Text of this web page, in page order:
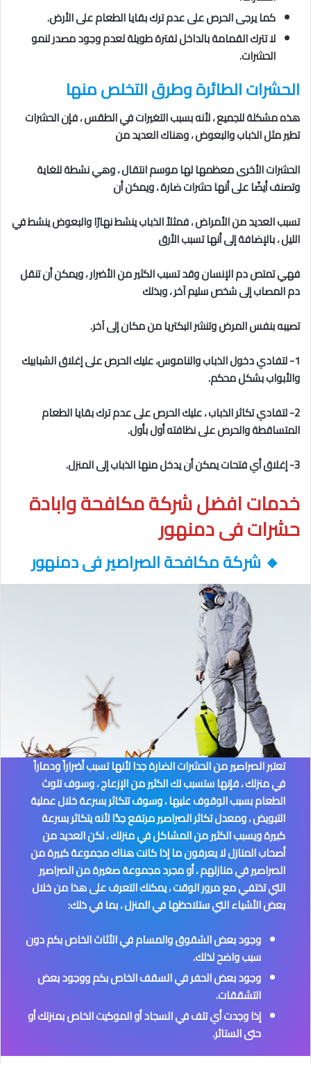
كما يرجى الحرص على عدم ترك بقايا الطعام على الأرض.
لا تترك القمامة بالداخل لفترة طويلة لعدم وجود مصدر لنمو
الحشرات.
الحشرات الطائرةوطرق التخلص منها
هذه مشكلة للجميع ، لأنه بسبب التغيرات في الطقس ، فإن الحشرات
تطير مثل الذباب والبعوض ، وهناك العديد من
الحشرات الأخرى معظمها لها موسم انتقال ، وهي نشطة للغاية
وتصنف أيضًا على أنها حشرات ضارة ، ويمكن أن
تسبب العديد من الأمراض ، فمثلاً الذباب ينشط نهارًا والبعوض ينشط في
الليل ، بالإضافة إلى أنها تسبب الأرق
فهي تمتص دم الإنسان وقد تسبب الكثير من الأضرار ، ويمكن أن تنقل
دم المصاب إلى شخص سليم آخر ، وبذلك
تصيبه بنفس المرض وتنشر البكتريا من مكان إلى آخر.
1- لتفادي دخول الذباب والناموس، عليك الحرص على إغلاق الشبابيك
والأبواب بشكل محكم.
2- لتفادي تكاثر الذباب ، عليك الحرص على عدم ترك بقايا الطعام
المتساقطة والحرص على نظافته أول بأول.
3- إغلاق أي فتحات يمكن أن يدخل منها الذباب إلى المنزل.
خدمات افضل شركة مكافحة وابادة
حشرات فى دمنهور
🔸 شركة مكافحة الصراصير فى دمنهور
تعتبر الصراصير من الحشرات الضارة جدا لأنها تسبب أضراراً ودماراً
في منزلك ، فإنها ستسبب لك الكثير من الإزعاج ، وسوف تلوث
الطعام بسبب الوقوف عليها ، وسوف تتكاثر بسرعة خلال عملية
التبويض ، ومعدل تكاثر الصراصير مرتفع جدًا لأنه يتكاثر بسرعة
كبيرة ويسبب الكثير من المشاكل في منزلك ، لكن العديد من
أصحاب المنازل لا يعرفون ما إذا كانت هناك مجموعة كبيرة من
الصراصير في منازلهم ، أو مجرد مجموعة صغيرة من الصراصير
التي تختفي مع مرور الوقت ، يمكنك التعرف على هذا من خلال
بعض الأشياء التي ستلاحظها في المنزل ، بما في ذلك:
وجود بعض الشقوق والمسام في الأثاث الخاص بكم دون
سبب واضح لذلك.
وجود بعض الحفر في السقف الخاص بكم ووجود بعض
التشققات.
إذا وجدت أي تلف في السجاد أو الموكيت الخاص بمنزلك أو
حتى الستائر.